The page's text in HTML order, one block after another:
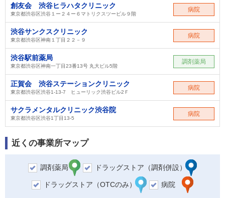
創友会 渋谷ヒラハタクリニック
東京都渋谷区渋谷１ー２４ー６マトリクスツービル９階
病院
渋谷サンクスクリニック
東京都渋谷区神南１丁目２２－９
病院
渋谷駅前薬局
東京都渋谷区神南一丁目23番13号 丸大ビル5階
調剤薬局
正賀会 渋谷ステーションクリニック
東京都渋谷区渋谷1-13-7 ヒューリック渋谷ビル2Ｆ
病院
サクラメンタルクリニック渋谷院
東京都渋谷区渋谷1丁目13-5
病院
近くの事業所マップ
調剤薬局 ドラッグストア（調剤併設）
ドラッグストア（OTCのみ） 病院